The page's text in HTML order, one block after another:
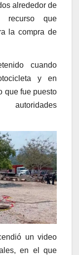
alrededor de
que
la compra de
cuando
y en
que fue puesto
un video
en el que